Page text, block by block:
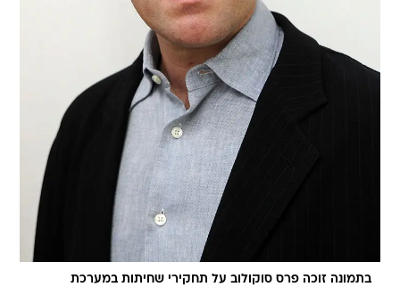
בתמונה זוכה פרס סוקולוב על תחקירי שחיתות במערכת